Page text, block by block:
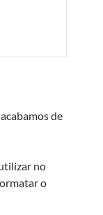
de
no
o